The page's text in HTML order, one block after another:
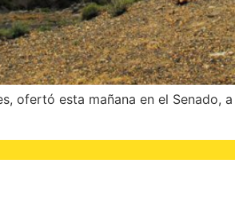
ofertó esta mañana en el Senado,